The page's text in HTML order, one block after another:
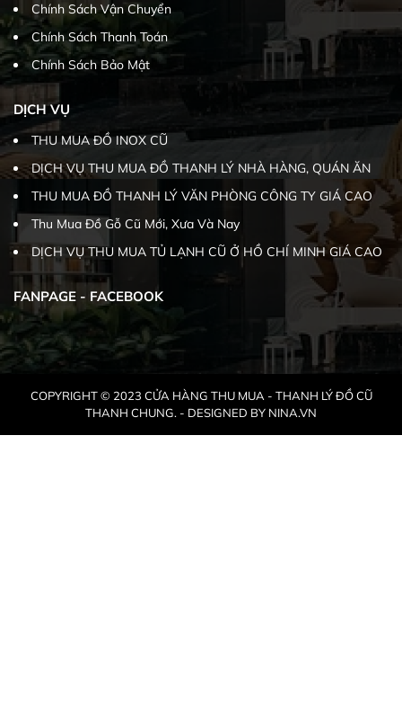
Chính Sách Vận Chuyển
Chính Sách Thanh Toán
Chính Sách Bảo Mật
DỊCH VỤ
THU MUA ĐỒ INOX CŨ
DỊCH VỤ THU MUA ĐỒ THANH LÝ NHÀ HÀNG, QUÁN ĂN
THU MUA ĐỒ THANH LÝ VĂN PHÒNG CÔNG TY GIÁ CAO
Thu Mua Đồ Gỗ Cũ Mới, Xưa Và Nay
DỊCH VỤ THU MUA TỦ LẠNH CŨ Ở HỒ CHÍ MINH GIÁ CAO
FANPAGE - FACEBOOK
COPYRIGHT © 2023 CỬA HÀNG THU MUA - THANH LÝ ĐỒ CŨ
THANH CHUNG. - DESIGNED BY NINA.VN